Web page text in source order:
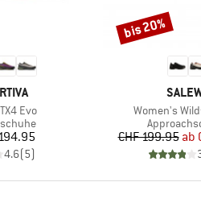
Evo
4.6(5)
Artikel
Women's
CHF 199.95 ab
Rabatt
bis 20%